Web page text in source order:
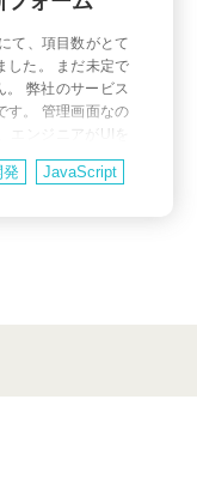
て、項目数がとて
した。 まだ未定で
。 弊社のサービス
す。 管理画面なの
エンジニアがUIを
勝手がよく、開発
のコードが少なく
発 JavaScript